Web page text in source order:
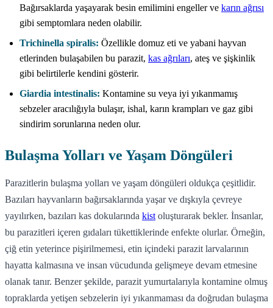
Bağırsaklarda yaşayarak besin emilimini engeller ve karın ağrısı
gibi semptomlara neden olabilir.
Trichinella spiralis: Özellikle domuz eti ve yabani hayvan
etlerinden bulaşabilen bu parazit, kas ağrıları, ateş ve şişkinlik
gibi belirtilerle kendini gösterir.
Giardia intestinalis: Kontamine su veya iyi yıkanmamış
sebzeler aracılığıyla bulaşır, ishal, karın krampları ve gaz gibi
sindirim sorunlarına neden olur.
Bulaşma Yolları ve Yaşam Döngüleri
Parazitlerin bulaşma yolları ve yaşam döngüleri oldukça çeşitlidir.
Bazıları hayvanların bağırsaklarında yaşar ve dışkıyla çevreye
yayılırken, bazıları kas dokularında kist oluşturarak bekler. İnsanlar,
bu parazitleri içeren gıdaları tükettiklerinde enfekte olurlar. Örneğin,
çiğ etin yeterince pişirilmemesi, etin içindeki parazit larvalarının
hayatta kalmasına ve insan vücudunda gelişmeye devam etmesine
olanak tanır. Benzer şekilde, parazit yumurtalarıyla kontamine olmuş
topraklarda yetişen sebzelerin iyi yıkanmaması da doğrudan bulaşma